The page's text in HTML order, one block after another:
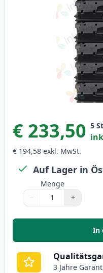
€ 233,50 5
€ 194,58 exkl. MwSt.
Auf Lager in
Menge
Menge
Verwenden Sie die
− +
Menge 1
In
3 Jahre